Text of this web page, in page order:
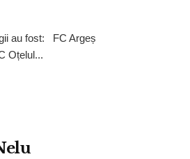
au fost: FC Argeș
Oțelul...